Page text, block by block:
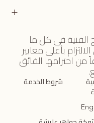
الفنية في كل ما
بأعلى معايير
من احترامها الفائق
شروط الخدمة